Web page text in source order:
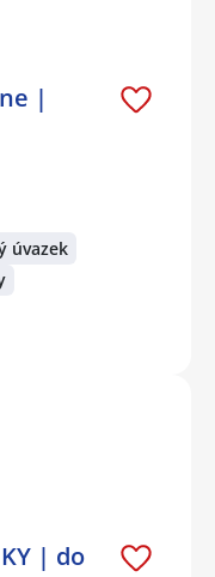
|
úvazek
| do